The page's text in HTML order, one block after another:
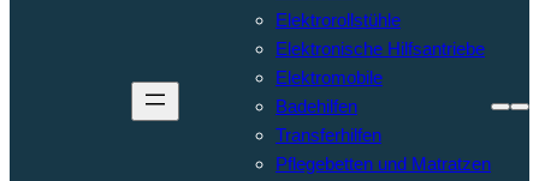
Elektrorollstühle
Elektronische Hilfsantriebe
Elektromobile
Badehilfen
Transferhilfen
Pflegebetten und Matratzen